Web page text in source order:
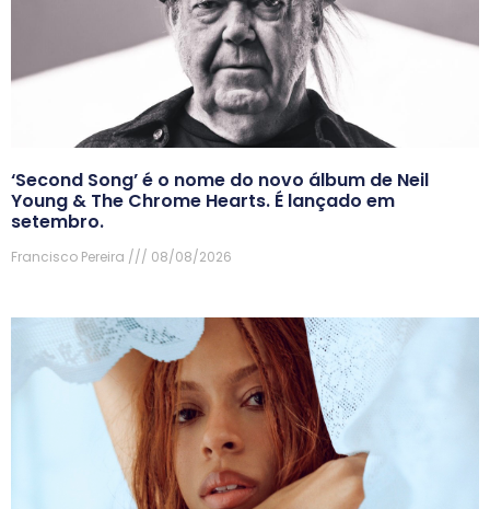
‘Second Song’ é o nome do novo álbum de Neil
Young & The Chrome Hearts. É lançado em
setembro.
Francisco Pereira 08/08/2026